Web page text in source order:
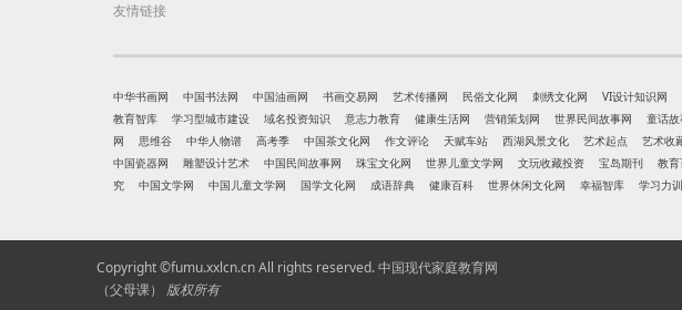
友情链接
中华书画网 中国书法网 中国油画网 书画交易网 艺术传播网 民俗文化网 刺绣文化网 VI设计知识网
教育智库
学习型城市建设 域名投资知识 意志力教育 健康生活网 营销策划网 世界民间故事网 童话故
网
思维谷 中华人物谱 高考季 中国茶文化网 作文评论 天赋车站 西湖风景文化 艺术起点 艺术收
中国瓷器网
雕塑设计艺术 中国民间故事网 珠宝文化网 世界儿童文学网 文玩收藏投资 宝岛期刊 教
究
中国文学网 中国儿童文学网 国学文化网 成语辞典 健康百科 世界休闲文化网 幸福智库 学习力
Copyright ©fumu.xxlcn.cn All rights reserved.中国现代家庭教育网
（父母课）
版权所有